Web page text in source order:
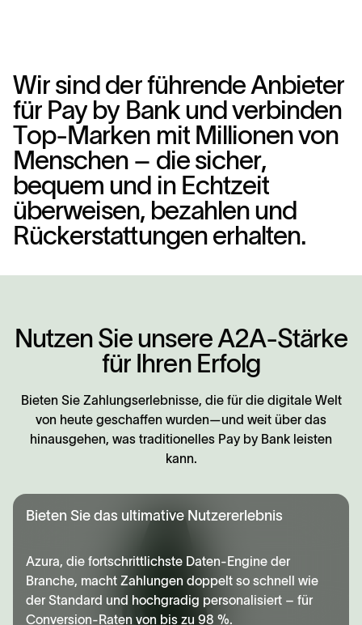
Wir sind derführende Anbieter
für Pay by Bank undverbinden
Top-Marken mit Millionenvon
Menschen – die sicher,
bequem und in Echtzeit
überweisen, bezahlen und
Rückerstattungen erhalten.
Nutzen Sie unsere A2A-Stärke
für Ihren Erfolg
Bieten Sie Zahlungserlebnisse, die für die digitale Welt
von heute geschaffen wurden—und weit über das
hinausgehen, was traditionelles Pay by Bank leisten
kann.
Bieten Sie das ultimative Nutzererlebnis
Azura, die fortschrittlichste Daten-Engine der
Branche, macht Zahlungen doppelt so schnell wie
der Standard und hochgradig personalisiert – für
Conversion-Raten von bis zu 98 %.